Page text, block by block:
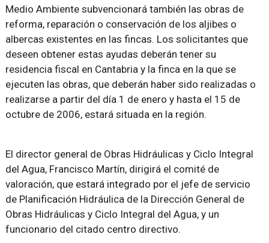
Medio Ambiente subvencionará también las obras de
reforma, reparación o conservación de los aljibes o
albercas existentes en las fincas. Los solicitantes que
deseen obtener estas ayudas deberán tener su
residencia fiscal en Cantabria y la finca en la que se
ejecuten las obras, que deberán haber sido realizadas o
realizarse a partir del día 1 de enero y hasta el 15 de
octubre de 2006, estará situada en la región.
El director general de Obras Hidráulicas y Ciclo Integral
del Agua, Francisco Martín, dirigirá el comité de
valoración, que estará integrado por el jefe de servicio
de Planificación Hidráulica de la Dirección General de
Obras Hidráulicas y Ciclo Integral del Agua, y un
funcionario del citado centro directivo.